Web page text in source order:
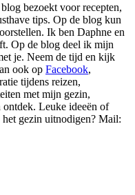
bezoekt voor recepten,
tips. Op de blog kun
Ik ben Daphne en
Op de blog deel ik mijn
je. Neem de tijd en kijk
ook op Facebook,
tijdens reizen,
met mijn gezin,
Leuke ideeën of
gezin uitnodigen? Mail: